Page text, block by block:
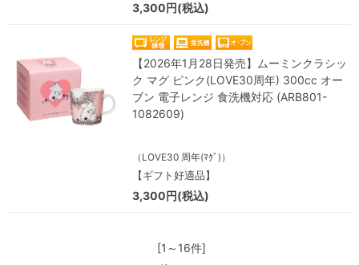
3,300円(税込)
【2026年1月28日発売】ムーミンクラシッ
ク マグ ピンク(LOVE30周年) 300cc オー
ブン 電子レンジ 食洗機対応 (ARB801-
1082609)
（LOVE30 周年(ﾏｸﾞ)）
【ギフト好適品】
3,300円(税込)
[1～16件]